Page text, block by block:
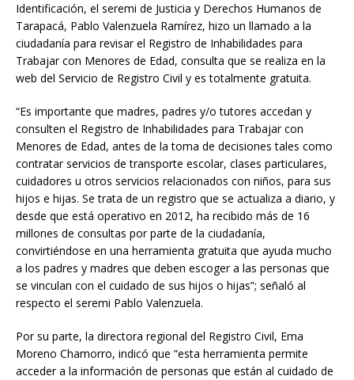
Identificación, el seremi de Justicia y Derechos Humanos de
Tarapacá, Pablo Valenzuela Ramírez, hizo un llamado a la
ciudadanía para revisar el Registro de Inhabilidades para
Trabajar con Menores de Edad, consulta que se realiza en la
web del Servicio de Registro Civil y es totalmente gratuita.
“Es importante que madres, padres y/o tutores accedan y
consulten el Registro de Inhabilidades para Trabajar con
Menores de Edad, antes de la toma de decisiones tales como
contratar servicios de transporte escolar, clases particulares,
cuidadores u otros servicios relacionados con niños, para sus
hijos e hijas. Se trata de un registro que se actualiza a diario, y
desde que está operativo en 2012, ha recibido más de 16
millones de consultas por parte de la ciudadanía,
convirtiéndose en una herramienta gratuita que ayuda mucho
a los padres y madres que deben escoger a las personas que
se vinculan con el cuidado de sus hijos o hijas”; señaló al
respecto el seremi Pablo Valenzuela.
Por su parte, la directora regional del Registro Civil, Ema
Moreno Chamorro, indicó que “esta herramienta permite
acceder a la información de personas que están al cuidado de